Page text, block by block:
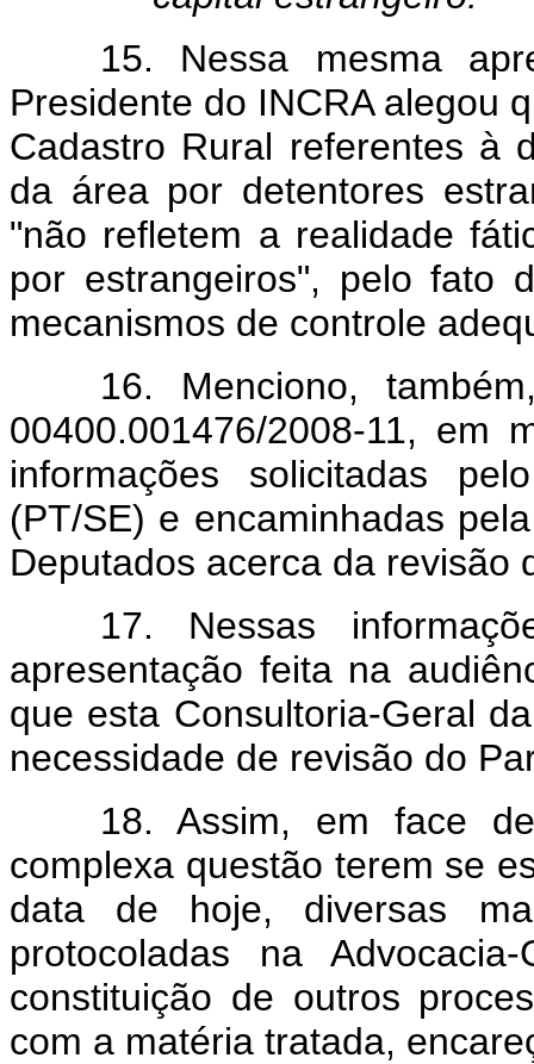
15. Nessa mesma
Presidente do INCRA alegou
Cadastro Rural referentes à
da área por detentores
"não refletem a realidade
por estrangeiros", pelo fato
mecanismos de controle
16. Menciono,
00400.001476/2008-11, em
informações solicitadas
(PT/SE) e encaminhadas
Deputados acerca da revisão
17. Nessas
apresentação feita na
que esta Consultoria-Geral
necessidade de revisão do
18. Assim, em face
complexa questão terem se
data de hoje, diversas
protocoladas na
constituição de outros
com a matéria tratada,